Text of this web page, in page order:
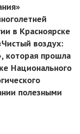
в Красноярске
воздух:
которая прошла
Национального
полезными